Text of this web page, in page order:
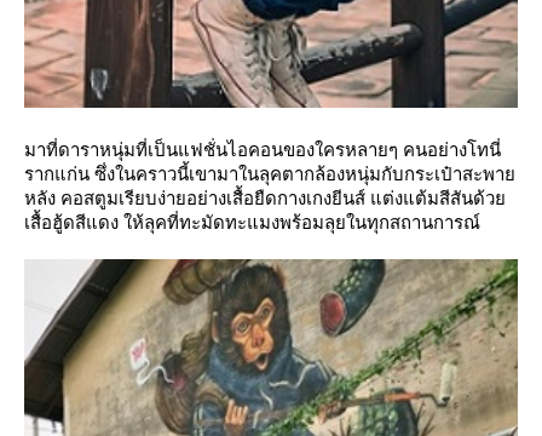
มาที่ดาราหนุ่มที่เป็นแฟชั่นไอคอนของใครหลายๆ คนอย่างโทนี่
รากแก่น ซึ่งในคราวนี้เขามาในลุคตากล้องหนุ่มกับกระเป๋าสะพา
หลัง คอสตูมเรียบง่ายอย่างเสื้อยืดกางเกงยีนส์ แต่งแต้มสีสันด้ว
เสื้อฮู้ดสีแดง ให้ลุคที่ทะมัดทะแมงพร้อมลุยในทุกสถานการณ์